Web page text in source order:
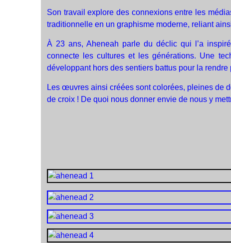
Son travail explore des connexions entre les
traditionnelle en un graphisme moderne, reliant
À 23 ans, Aheneah parle du déclic qui l’a
connecte les cultures et les générations. Une
développant hors des sentiers battus pour la
Les œuvres ainsi créées sont colorées, pleines de
de croix ! De quoi nous donner envie de nous y